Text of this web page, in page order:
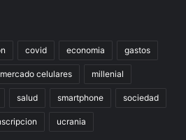
covid economia gastos
mercado celulares millenial
salud smartphone sociedad
ucrania